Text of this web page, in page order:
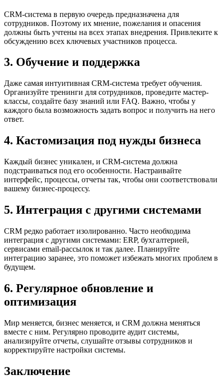
CRM-система в первую очередь предназначена для
сотрудников. Поэтому их мнение, пожелания и опасения
должны быть учтены на всех этапах внедрения. Привлеките к
обсуждению всех ключевых участников процесса.
3. Обучение и поддержка
Даже самая интуитивная CRM-система требует обучения.
Организуйте тренинги для сотрудников, проведите мастер-
классы, создайте базу знаний или FAQ. Важно, чтобы у
каждого была возможность задать вопрос и получить на него
ответ.
4. Кастомизация под нужды бизнеса
Каждый бизнес уникален, и CRM-система должна
подстраиваться под его особенности. Настраивайте
интерфейс, процессы, отчеты так, чтобы они соответствовали
вашему бизнес-процессу.
5. Интеграция с другими системами
CRM редко работает изолированно. Часто необходима
интеграция с другими системами: ERP, бухгалтерией,
сервисами email-рассылок и так далее. Планируйте
интеграцию заранее, это поможет избежать многих проблем в
будущем.
6. Регулярное обновление и
оптимизация
Мир меняется, бизнес меняется, и CRM должна меняться
вместе с ним. Регулярно проводите аудит системы,
анализируйте отчеты, слушайте отзывы сотрудников и
корректируйте настройки системы.
Заключение